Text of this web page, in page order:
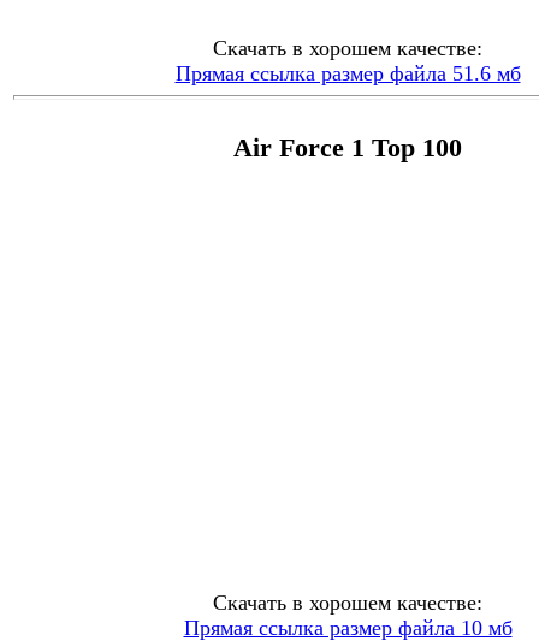
Скачать в хорошем качестве:
Прямая ссылка размер файла 51.6 мб
Air Force 1 Top 100
Скачать в хорошем качестве:
Прямая ссылка размер файла 10 мб